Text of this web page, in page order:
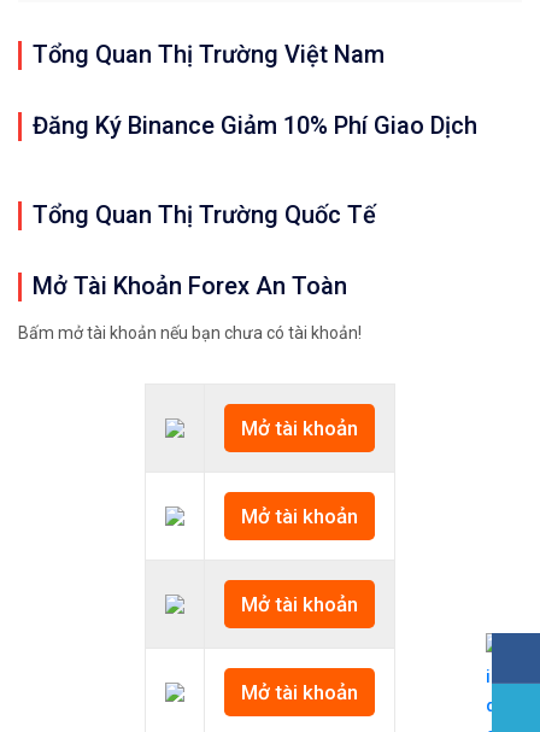
Tổng Quan Thị Trường Việt Nam
Đăng Ký Binance Giảm 10% Phí Giao Dịch
Tổng Quan Thị Trường Quốc Tế
Mở Tài Khoản Forex An Toàn
Bấm mở tài khoản nếu bạn chưa có tài khoản!
Mở tài khoản
Mở tài khoản
Mở tài khoản
Mở tài khoản